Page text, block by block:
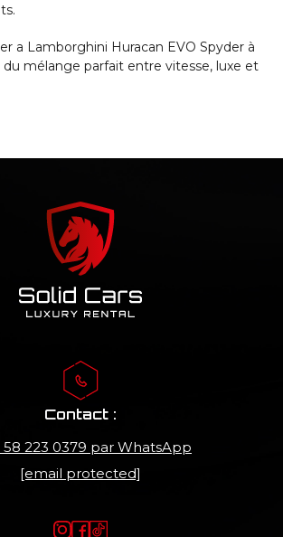
a Lamborghini Huracan EVO Spyder à
mélange parfait entre vitesse, luxe et
Contact :
58 223 0379 par WhatsApp
[email protected]